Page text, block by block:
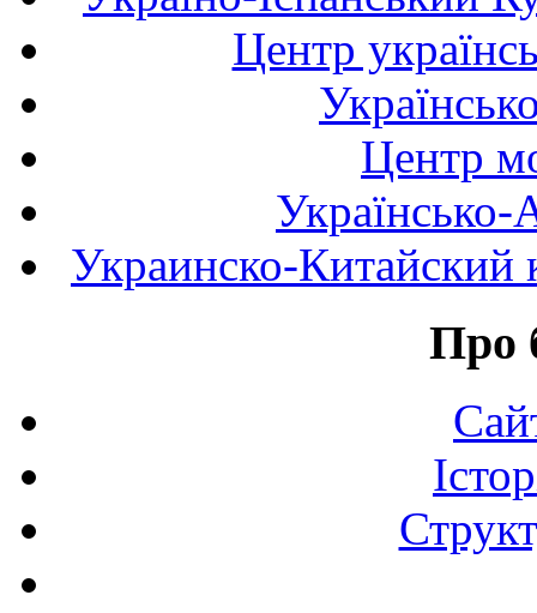
Центр
Центр
Українсько-
Украинско-Китайский
Про